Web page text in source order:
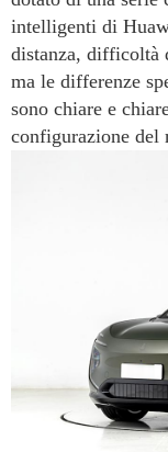
intelligenti di
distanza, difficoltà
ma le differenze
sono chiare e
configurazione del